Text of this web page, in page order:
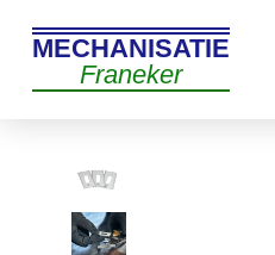
MECHANISATIE
Franeker